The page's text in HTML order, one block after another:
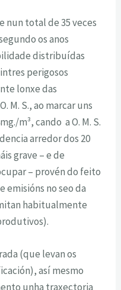
nun total de 35 veces
os anos
distribuídas
perigosos
lonxe das
M. S., ao marcar uns
m³, cando a O. M. S.
arredor dos 20
grave – e de
– provén do feito
emisións no seo da
habitualmente
(que levan os
así mesmo
unha traxectoria